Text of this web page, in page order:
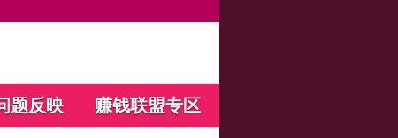
题反映 赚钱联盟专区